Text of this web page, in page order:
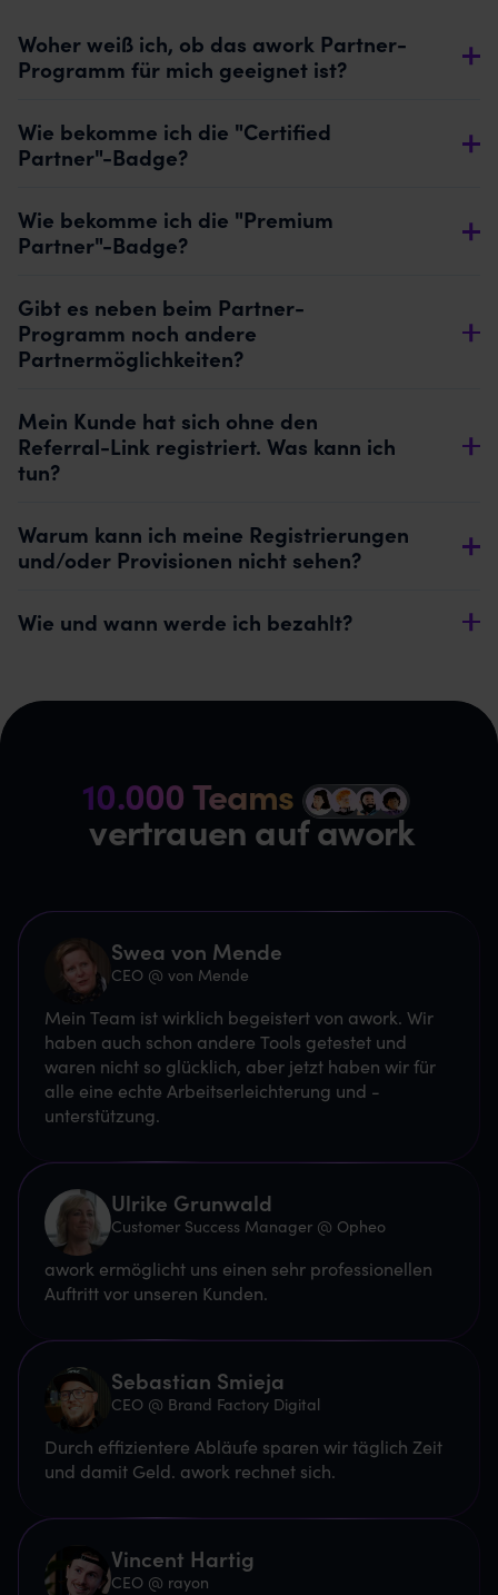
Woher weiß ich, ob das awork Partner-
Programm für mich geeignet ist?
Wie bekomme ich die "Certified
Partner"-Badge?
Wie bekomme ich die "Premium
Partner"-Badge?
Gibt es neben beim Partner-
Programm noch andere
Partnermöglichkeiten?
Mein Kunde hat sich ohne den
Referral-Link registriert. Was kann ich
tun?
Warum kann ich meine Registrierungen
und/oder Provisionen nicht sehen?
Wie und wann werde ich bezahlt?
10.000 Teams z
vertrauen auf awork
Swea von Mende
CEO @ von Mende
Mein Team ist wirklich begeistert von awork. Wir
haben auch schon andere Tools getestet und
waren nicht so glücklich, aber jetzt haben wir für
alle eine echte Arbeitserleichterung und -
unterstützung.
Ulrike Grunwald
Customer Success Manager @ Opheo
awork ermöglicht uns einen sehr professionellen
Auftritt vor unseren Kunden.
Sebastian Smieja
CEO @ Brand Factory Digital
Durch effizientere Abläufe sparen wir täglich Zeit
und damit Geld. awork rechnet sich.
Vincent Hartig
CEO @ rayon